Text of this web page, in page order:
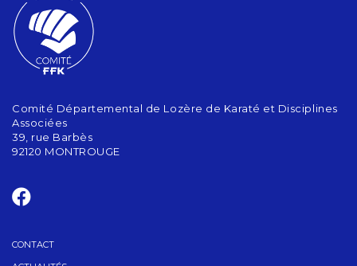
Comité Départemental de Lozère de Karaté et Disciplines
Associées
39, rue Barbès
92120 MONTROUGE
CONTACT